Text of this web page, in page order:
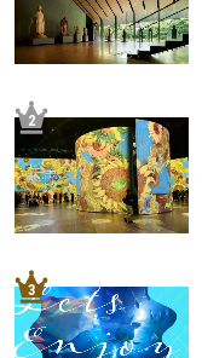
2
3